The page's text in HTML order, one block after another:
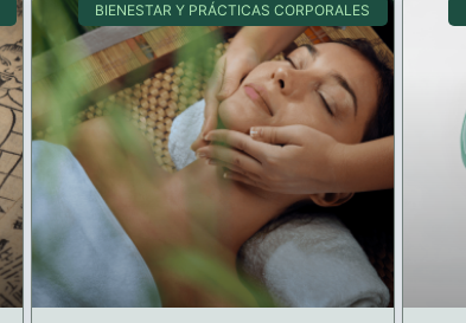
BIENESTAR Y PRÁCTICAS CORPORALES